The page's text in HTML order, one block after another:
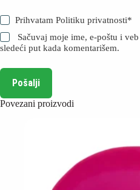
PrihvatamPolitiku privatnosti*
Sačuvaj moje ime, e-poštu i
sledeći put kada komentarišem.
Pošalji
Povezani proizvodi